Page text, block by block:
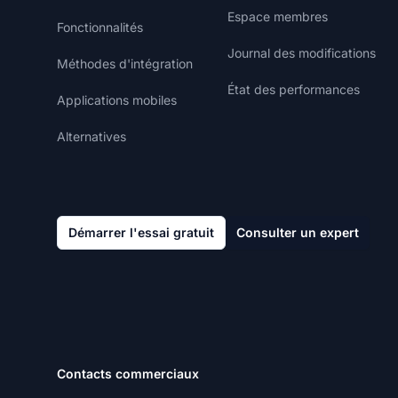
Fonctionnalités
Méthodes d'intégration
Applications mobiles
Alternatives
Espace membres
Journal des modifications
État des performances
Démarrer l'essai gratuit Consulter un expert
Contacts commerciaux